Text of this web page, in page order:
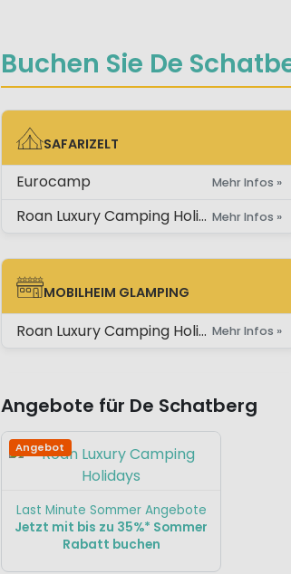
Angebote für De Schatberg
Angebot
Last Minute Sommer Angebote
Jetzt mit bis zu 35%* Sommer
Rabatt buchen
Buchen Sie De
SAFARIZELT
SAFARIZELT
Eurocamp Mehr Infos »
Roan Luxury Camping HolidaysMehr Infos »
MOBILHEIM GLAMPING
MOBILHEIM GLAMPING
Roan Luxury Camping HolidaysMehr Infos »